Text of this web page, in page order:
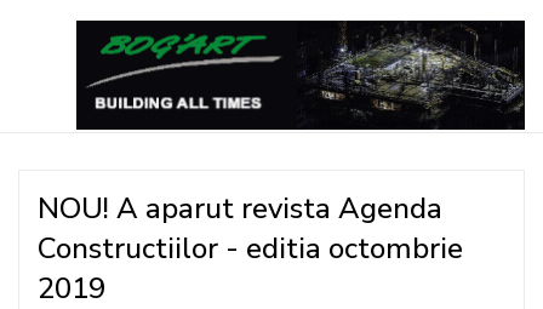
NOU! A aparut revista Agenda
Constructiilor - editia octombrie
2019